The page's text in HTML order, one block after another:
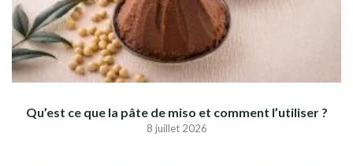
Qu’est ce que la pâte de miso et comment l’utiliser ?
8 juillet 2026